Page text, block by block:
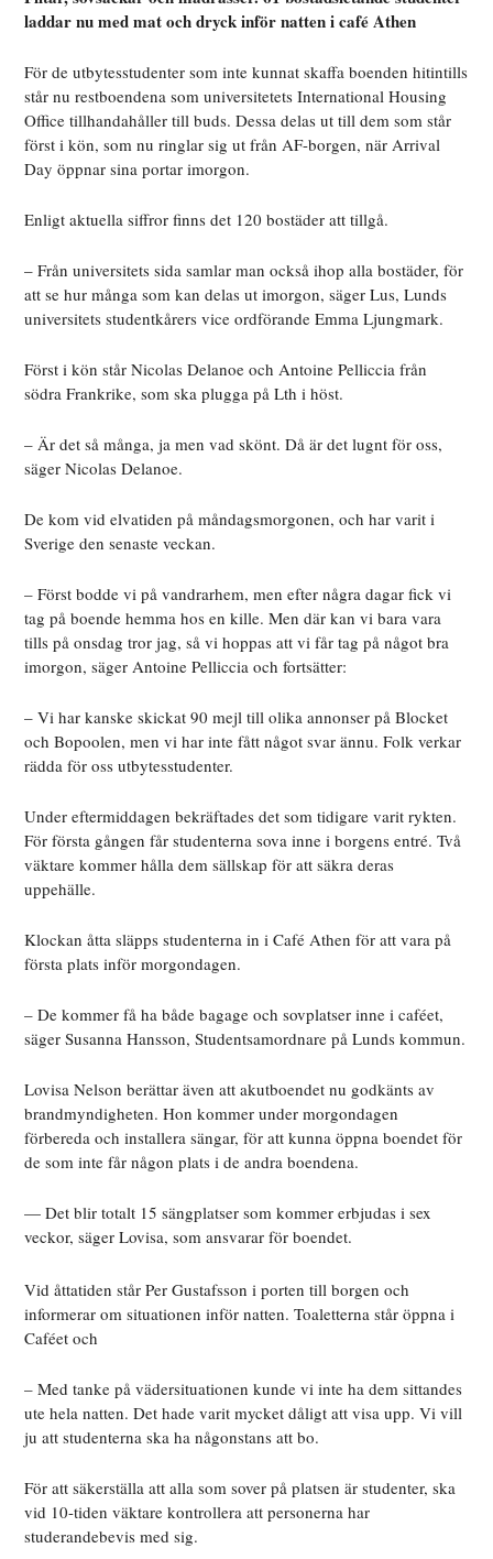
laddar nu med mat och dryck inför natten i café Athen
För de utbytesstudenter som inte kunnat skaffa boenden hitintills
står nu restboendena som universitetets International Housing
Office tillhandahåller till buds. Dessa delas ut till dem som står
först i kön, som nu ringlar sig ut från AF-borgen, när Arrival
Day öppnar sina portar imorgon.
Enligt aktuella siffror finns det 120 bostäder att tillgå.
– Från universitets sida samlar man också ihop alla bostäder, för
att se hur många som kan delas ut imorgon, säger Lus, Lunds
universitets studentkårers vice ordförande Emma Ljungmark.
Först i kön står Nicolas Delanoe och Antoine Pelliccia från
södra Frankrike, som ska plugga på Lth i höst.
– Är det så många, ja men vad skönt. Då är det lugnt för oss,
säger Nicolas Delanoe.
De kom vid elvatiden på måndagsmorgonen, och har varit i
Sverige den senaste veckan.
– Först bodde vi på vandrarhem, men efter några dagar fickvi
tag på boende hemma hos en kille. Men där kan vi bara vara
tills på onsdag tror jag, så vi hoppas att vi får tag på något bra
imorgon, säger Antoine Pelliccia och fortsätter:
– Vi har kanske skickat 90 mejl till olika annonser på Blocket
och Bopoolen, men vi har inte fått något svar ännu. Folk verkar
rädda för ossutbytesstudenter.
Under eftermiddagen bekräftades det som tidigare varit rykten.
För första gången får studenterna sova inne i borgens entré. Två
väktare kommer hålla dem sällskap för att säkra deras
uppehälle.
Klockan åtta släpps studenterna in i Café Athen för att vara på
första plats inför morgondagen.
– De kommer få ha både bagage och sovplatser inne i caféet,
säger Susanna Hansson, Studentsamordnare på Lunds kommun.
Lovisa Nelson berättar även att akutboendet nu godkänts av
brandmyndigheten. Hon kommer under morgondagen
förbereda och installera sängar, för att kunna öppna boendet för
de som inte får någon plats i de andra boendena.
— Det blir totalt 15 sängplatser som kommer erbjudas i sex
veckor, säger Lovisa, som ansvarar för boendet.
Vid åttatiden står Per Gustafsson i porten till borgen och
informerar om situationen inför natten. Toaletterna står öppna i
Caféet och
– Med tanke på vädersituationen kunde vi inte ha dem sittandes
ute hela natten. Det hade varit mycket dåligt att visa upp. Vi vill
ju att studenterna ska ha någonstans att bo.
För att säkerställa att alla som sover på platsen är studenter, ska
vid 10-tiden väktare kontrollera att personerna har
studerandebevis med sig.